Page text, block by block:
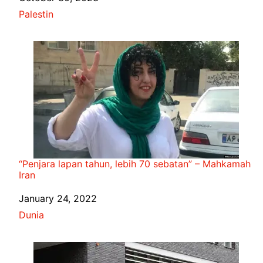
In relation to
Palestin
“Penjara lapan tahun, lebih 70 sebatan” – Mahkamah
Iran
Date
January 24, 2022
In relation to
Dunia